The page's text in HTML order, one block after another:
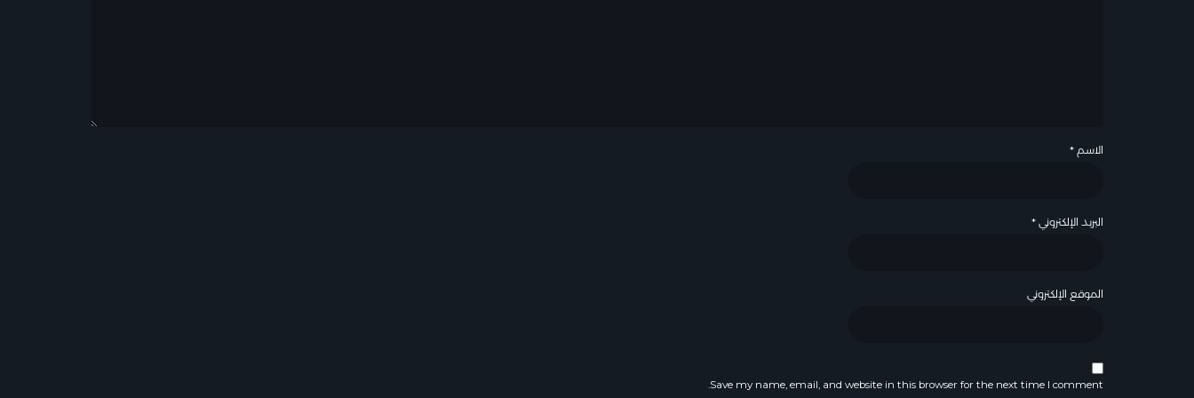
الاسم *
البريد الإلكتروني *
الموقع الإلكتروني
Save my name, email, and website in this browser for the next time I comment.